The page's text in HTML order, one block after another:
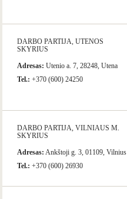
DARBO PARTIJA, UTENOS
SKYRIUS
Adresas: Utenio a. 7, 28248, Utena
Tel.: +370 (600) 24250
DARBO PARTIJA, VILNIAUS M.
SKYRIUS
Adresas: Ankštoji g. 3, 01109, Vilnius
Tel.: +370 (600) 26930